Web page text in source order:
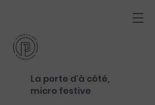
La porte d'à côté,
micro festive